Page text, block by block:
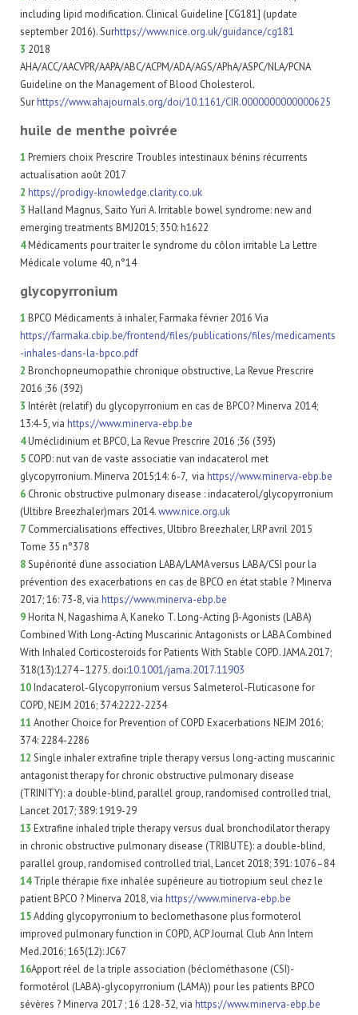
including lipid modification. Clinical Guideline [CG181] (update
september 2016). Surhttps://www.nice.org.uk/guidance/cg181
3 2018
AHA/ACC/AACVPR/AAPA/ABC/ACPM/ADA/AGS/APhA/ASPC/NLA/PCNA
Guideline on the Management of Blood Cholesterol.
Surhttps://www.ahajournals.org/doi/10.1161/CIR.0000000000000625
huile de menthe poivrée
1 Premiers choix Prescrire Troubles intestinaux bénins récurrents
actualisation août 2017
2 https://prodigy-knowledge.clarity.co.uk
3 Halland Magnus, Saito Yuri A. Irritable bowel syndrome: new and
emerging treatments BMJ2015; 350: h1622
4Médicaments pour traiter le syndrome du côlon irritable La Lettre
Médicale volume 40, n°14
glycopyrronium
1 BPCO Médicaments à inhaler, Farmaka février 2016 Via
https://farmaka.cbip.be/frontend/files/publications/files/medicaments
-inhales-dans-la-bpco.pdf​
2 Bronchopneumopathie chronique obstructive, La Revue Prescrire
2016 ;36 (392)
3 Intérêt (relatif) du glycopyrronium en cas de BPCO? Minerva 2014;
13:4-5, via https://www.minerva-ebp.be
4Uméclidinium et BPCO, La Revue Prescrire 2016 ;36 (393)
5 COPD: nut van de vaste associatie van indacaterol met
glycopyrronium. Minerva 2015;14: 6-7, via https://www.minerva-ebp.be
6 Chronic obstructive pulmonary disease : indacaterol/glycopyrronium
(Ultibre Breezhaler)mars 2014.www.nice.org.uk
7 Commercialisations effectives, Ultibro Breezhaler, LRP avril 2015
Tome 35 n°378
8Supériorité d’une association LABA/LAMA versus LABA/CSI pour la
prévention des exacerbations en cas de BPCO en état stable ? Minerva
2017; 16: 73-8, via https://www.minerva-ebp.be
9Horita N, Nagashima A, Kaneko T. Long-Acting β-Agonists (LABA)
Combined With Long-Acting Muscarinic Antagonists or LABA Combined
With Inhaled Corticosteroids for Patients With Stable COPD. JAMA.2017;
318(13):1274–1275. doi:10.1001/jama.2017.11903
10Indacaterol-Glycopyrronium versus Salmeterol-Fluticasone for
COPD, NEJM 2016; 374:2222-2234
11 Another Choice for Prevention of COPD Exacerbations NEJM 2016;
374: 2284-2286
12 Single inhaler extrafine triple therapy versus long-acting muscarinic
antagonist therapy for chronic obstructive pulmonary disease
(TRINITY): a double-blind, parallel group, randomised controlled trial,
Lancet 2017; 389: 1919-29
13 Extrafine inhaled triple therapy versus dual bronchodilator therapy
in chronic obstructive pulmonary disease (TRIBUTE): a double-blind,
parallel group, randomised controlled trial, Lancet 2018; 391: 1076–84
14Triple thérapie fixe inhalée supérieure au tiotropium seul chez le
patient BPCO ? Minerva 2018, via https://www.minerva-ebp.be
15Adding glycopyrronium to beclomethasone plus formoterol
improved pulmonary function in COPD, ACP Journal Club Ann Intern
Med.2016; 165(12): JC67
16Apport réel de la triple association (béclométhasone (CSI)-
formotérol (LABA)-glycopyrronium (LAMA)) pour les patients BPCO
sévères ? Minerva 2017 ; 16 :128-32, via https://www.minerva-ebp.be